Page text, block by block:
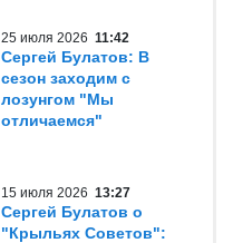
25 июля 2026 11:42
Сергей Булатов: В
сезон заходим с
лозунгом "Мы
отличаемся"
15 июля 2026 13:27
Сергей Булатов о
"Крыльях Советов":